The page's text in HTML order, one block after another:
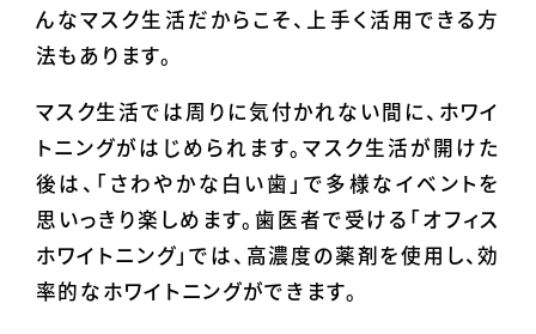
んなマスク生活だからこそ、上手く活用できる方
法もあります。
マスク生活では周りに気付かれない間に、ホワイ
トニングがはじめられます。マスク生活が開けた
後は、「さわやかな白い歯」で多様なイベントを
思いっきり楽しめます。歯医者で受ける「オフィス
ホワイトニング」では、高濃度の薬剤を使用し、効
率的なホワイトニングができます。